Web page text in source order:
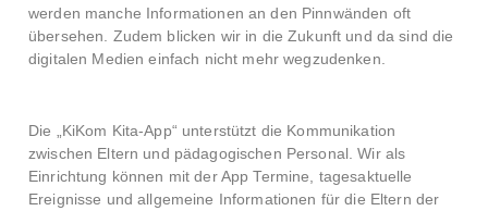
werden manche Informationen an den Pinnwänden oft
übersehen. Zudem blicken wir in die Zukunft und da sind die
digitalen Medien einfach nicht mehr wegzudenken.
Die „KiKom Kita-App“ unterstützt die Kommunikation
zwischen Eltern und pädagogischen Personal. Wir als
Einrichtung können mit der App Termine, tagesaktuelle
Ereignisse und allgemeine Informationen für die Eltern der